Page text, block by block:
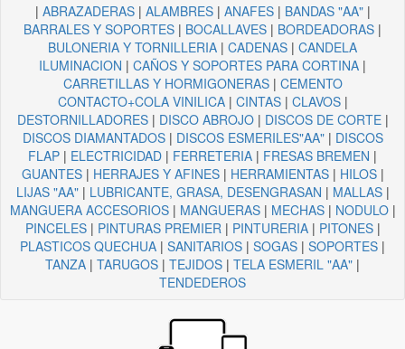
| ABRAZADERAS| ALAMBRES| ANAFES| BANDAS "AA"|
BARRALES Y SOPORTES | BOCALLAVES | BORDEADORAS |
BULONERIA Y TORNILLERIA | CADENAS | CANDELA
ILUMINACION | CAÑOS Y SOPORTES PARA CORTINA |
CARRETILLAS Y HORMIGONERAS| CEMENTO
CONTACTO+COLA VINILICA| CINTAS| CLAVOS|
DESTORNILLADORES| DISCO ABROJO| DISCOS DE CORTE|
DISCOS DIAMANTADOS| DISCOS ESMERILES"AA"| DISCOS
FLAP | ELECTRICIDAD | FERRETERIA | FRESAS BREMEN |
GUANTES| HERRAJES Y AFINES| HERRAMIENTAS| HILOS|
LIJAS "AA"| LUBRICANTE, GRASA, DESENGRASAN | MALLAS|
MANGUERA ACCESORIOS| MANGUERAS| MECHAS| NODULO|
PINCELES| PINTURAS PREMIER | PINTURERIA| PITONES|
PLASTICOS QUECHUA | SANITARIOS | SOGAS | SOPORTES |
TANZA | TARUGOS | TEJIDOS | TELA ESMERIL "AA" |
TENDEDEROS